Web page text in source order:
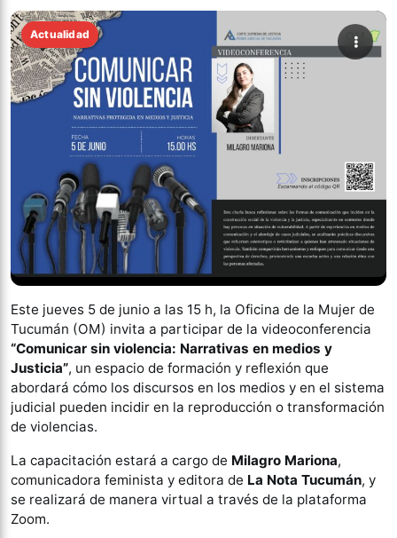
Actualidad
Este jueves 5 de junio a las 15 h, la Oficina de la Mujer de
Tucumán (OM) invita a participar de la videoconferencia
“Comunicar sin violencia: Narrativas en medios y
Justicia”, un espacio de formación y reflexión que
abordará cómo los discursos en los medios y en el sistema
judicial pueden incidir en la reproducción o transformación
de violencias.
La capacitación estará a cargo de Milagro Mariona,
comunicadora feminista y editora de La Nota Tucumán, y
se realizará de manera virtual a través de la plataforma
Zoom.